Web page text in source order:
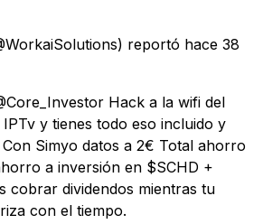
reportó hace 38
Hack a la wifi del
y tienes todo eso incluido y
Simyo datos a 2€ Total ahorro
a inversión en $SCHD +
cobrar dividendos mientras tu
con el tiempo.